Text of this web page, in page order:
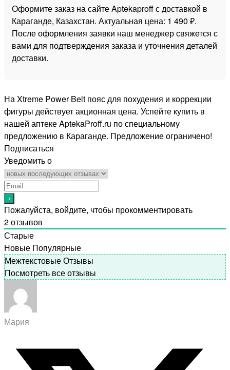
Оформите заказ на сайте Aptekaproff с доставкой в
Караганде, Казахстан. Актуальная цена: 1 490 ₽.
После оформления заявки наш менеджер свяжется с
вами для подтверждения заказа и уточнения деталей
доставки.
На Xtreme Power Belt пояс для похудения и коррекции
фигуры действует акционная цена. Успейте купить в
нашей аптеке AptekaProff.ru по специальному
предложению в Караганде. Предложение ограничено!
Подписаться
Уведомить о
Пожалуйста, войдите, чтобы прокомментировать
2отзывов
Старые
Новые Популярные
Межтекстовые Отзывы
Посмотреть все отзывы
Мария